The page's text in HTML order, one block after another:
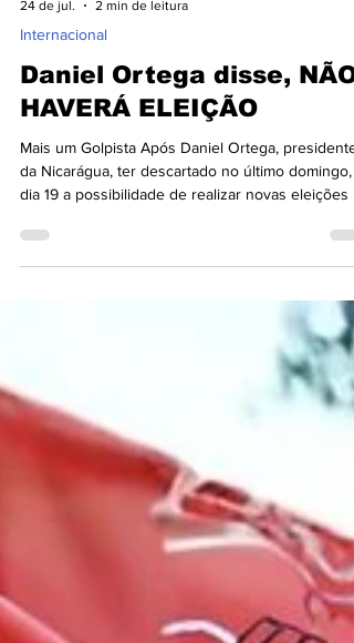
24 de jul. 2 min de leitura
Internacional
Daniel Ortega disse, NÃO
HAVERÁ ELEIÇÃO
da Nicarágua, ter descartado no último domingo,
resgataram um vídeo gravado em 2021 no qual o
petista questionou a reeleição do mandatário
nicaraguense. Na entrevista realizada pelo jornal
espanhol “El País” em novembro de 2021, Lula
disse ser favorável à alternância de mandato e
contra a candid